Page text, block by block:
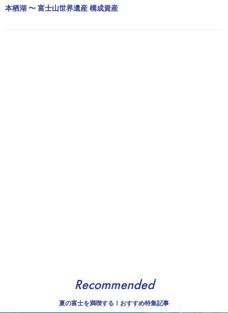
本栖湖 〜 富士山世界遺産 構成資産
Recommended
夏の富士を満喫する！おすすめ特集記事